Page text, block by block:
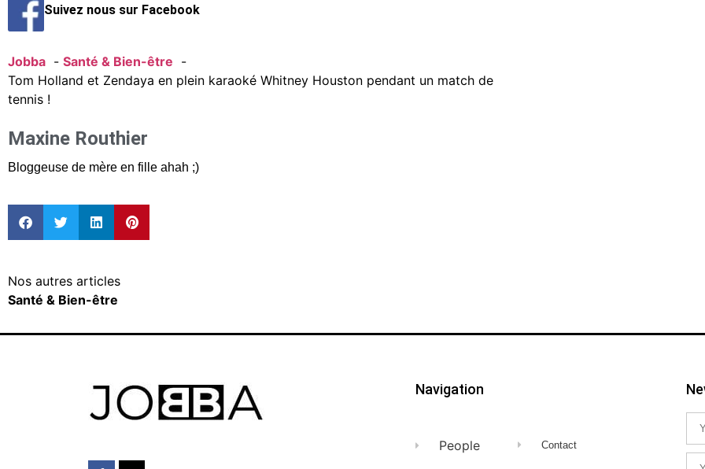
Suivez nous sur Facebook
Jobba
Santé & Bien-être
Tom Holland et Zendaya en plein karaoké Whitney Houston pendant un match de
tennis !
Maxine Routhier
Bloggeuse de mère en fille ahah ;)
Nos autres articles
Santé & Bien-être
Navigation
People
Contact